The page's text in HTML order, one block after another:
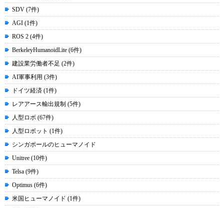
SDV (7件)
AGI (1件)
ROS 2 (4件)
BerkeleyHumanoidLite (6件)
建設業労働者不足 (2件)
AI軍事利用 (3件)
ドイツ経済 (1件)
レアアース輸出規制 (5件)
人型ロボ (67件)
人型ロボット (1件)
シンガポールのヒューマノイド
Unitree (10件)
Telsa (9件)
Optimus (6件)
米国ヒューマノイド (1件)